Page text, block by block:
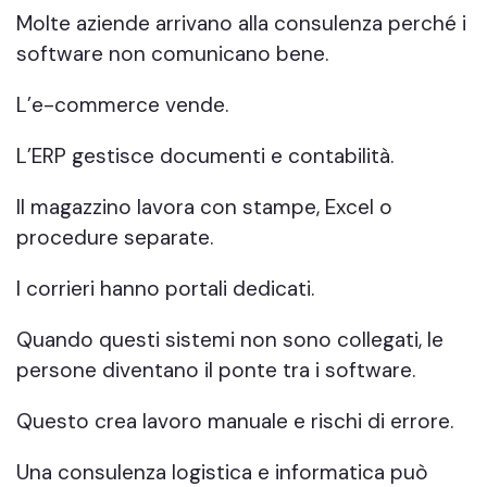
Molte aziende arrivano alla consulenza perché i
software non comunicano bene.
L’e-commerce vende.
L’ERP gestisce documenti e contabilità.
Il magazzino lavora con stampe, Excel o
procedure separate.
I corrieri hanno portali dedicati.
Quando questi sistemi non sono collegati, le
persone diventano il ponte tra i software.
Questo crea lavoro manuale e rischi di errore.
Una consulenza logistica e informatica può